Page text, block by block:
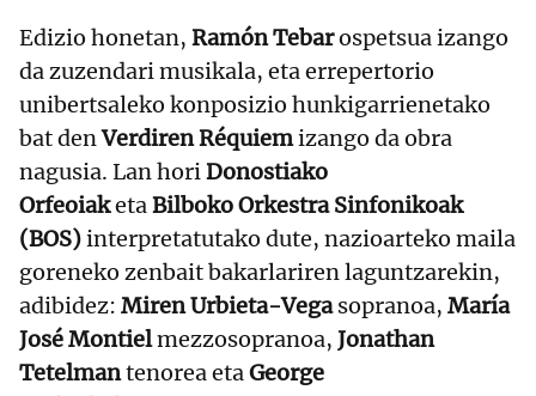
Edizio honetan, Ramón Tebarospetsua izango
da zuzendari musikala, eta errepertorio
unibertsaleko konposizio hunkigarrienetako
bat denVerdirenRéquiemizango da obra
nagusia. Lan horiDonostiako
OrfeoiaketaBilboko Orkestra Sinfonikoak
(BOS)interpretatutako dute, nazioarteko maila
goreneko zenbait bakarlariren laguntzarekin,
adibidez: Miren Urbieta-Vegasopranoa, María
José Montielmezzosopranoa, Jonathan
Tetelmantenorea etaGeorge